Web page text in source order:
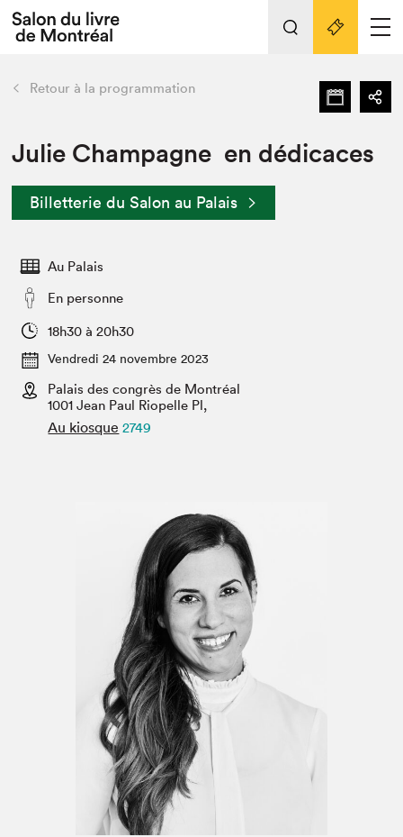
Espace exposant⋅e⋅s
Espace enseignant·e·s
Espace médias
L'événement
Préparer sa visite au Salon
Actualités
SLM PRO
retour Nos activités
Préparer sa visite
Salon dans la ville et en ligne
Projets partenaires
Liens pratiques
Retour à la programmation
Julie Champagne en dédicaces
Billetterie du Salon au Palais
Au Palais
En personne
18h30 à 20h30
Vendredi 24 novembre 2023
Palais des congrès de Montréal
1001 Jean Paul Riopelle Pl,
Au kiosque 2749